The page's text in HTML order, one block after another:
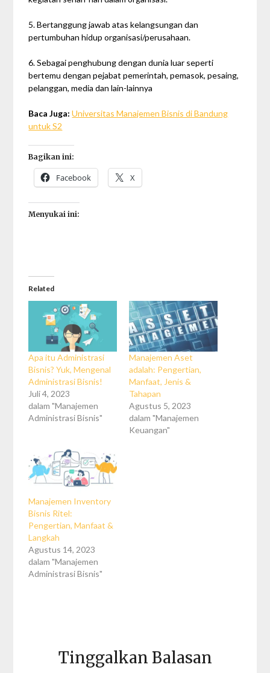
5. Bertanggung jawab atas kelangsungan dan
pertumbuhan hidup organisasi/perusahaan.
6. Sebagai penghubung dengan dunia luar seperti
bertemu dengan pejabat pemerintah, pemasok, pesaing,
pelanggan, media dan lain-lainnya
Baca Juga: Universitas Manajemen Bisnis di Bandung
untuk S2
Bagikan ini:
Facebook X
Menyukai ini:
Related
Apa itu Administrasi
Bisnis? Yuk, Mengenal
Administrasi Bisnis!
Juli 4, 2023
dalam "Manajemen
Administrasi Bisnis"
Manajemen Aset
adalah: Pengertian,
Manfaat, Jenis &
Tahapan
Agustus 5, 2023
dalam "Manajemen
Keuangan"
Manajemen Inventory
Bisnis Ritel:
Pengertian, Manfaat &
Langkah
Agustus 14, 2023
dalam "Manajemen
Administrasi Bisnis"
Tinggalkan Balasan